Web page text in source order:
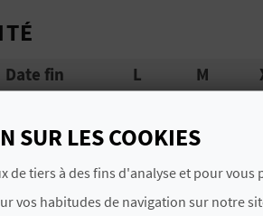
Date fin L M
Wed Jun 19
00:00:00 CEST
2024
00:00:00 CEST
SUR LES COOKIES
de tiers à des fins d'analyse et pour vous
vos habitudes de navigation sur notre